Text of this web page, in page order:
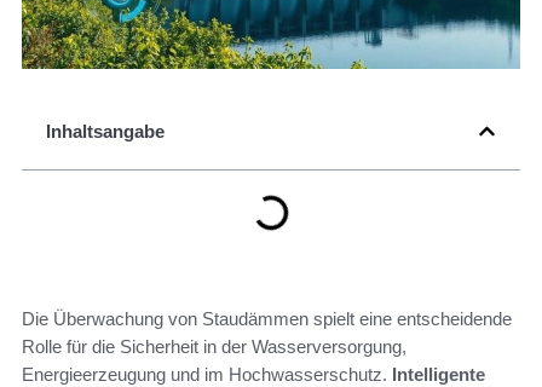
Inhaltsangabe
Die Überwachung von Staudämmen spielt eine entscheidende
Rolle für die Sicherheit in der Wasserversorgung,
Energieerzeugung und im Hochwasserschutz. Intelligente